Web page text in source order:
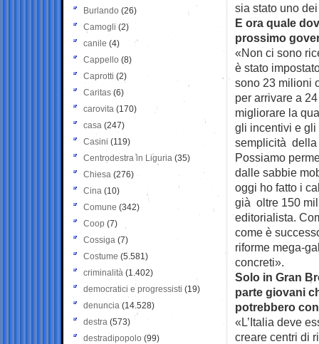
sia stato uno
E ora quale
prossimo
«Non ci sono
è stato
sono 23 milioni
per arrivare a
migliorare la
gli incentivi e gli
semplicità della
Possiamo
dalle sabbie
oggi ho fatto i
già oltre 150
editorialista.
come è
riforme mega-
concreti».
Solo in Gran
parte giovani
potrebbero
«L’Italia deve
creare centri di
Burlando (26)
Camogli (2)
canile (4)
Cappello (8)
Caprotti (2)
Caritas (6)
carovita (170)
casa (247)
Casini (119)
Centrodestra in Liguria (35)
Chiesa (276)
Cina (10)
Comune (342)
Coop (7)
Cossiga (7)
Costume (5.581)
criminalità (1.402)
democratici e progressisti (19)
denuncia (14.528)
destra (573)
destradipopolo (99)